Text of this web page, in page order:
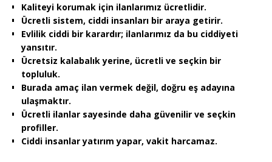
Kaliteyi korumak için ilanlarımız ücretlidir.
Ücretli sistem, ciddi insanları bir araya getirir.
Evlilik ciddi bir karardır; ilanlarımız da bu ciddiyeti
yansıtır.
Ücretsiz kalabalık yerine, ücretli ve seçkin bir
topluluk.
Burada amaç ilan vermek değil, doğru eş adayına
ulaşmaktır.
Ücretli ilanlar sayesinde daha güvenilir ve seçkin
profiller.
Ciddi insanlar yatırım yapar, vakit harcamaz.